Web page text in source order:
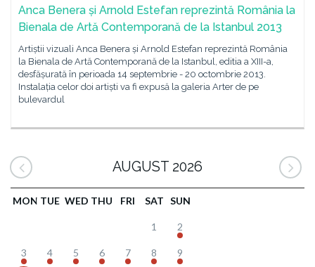
Anca Benera și Arnold Estefan reprezintă România la
Bienala de Artă Contemporană de la Istanbul 2013
Artiștii vizuali Anca Benera și Arnold Estefan reprezintă România
la Bienala de Artă Contemporană de la Istanbul, editia a XIII-a,
desfășurată în perioada 14 septembrie - 20 octombrie 2013.
Instalația celor doi artiști va fi expusă la galeria Arter de pe
bulevardul
AUGUST 2026
MON TUE WED THU FRI SAT SUN
1 2
3 4 5 6 7 8 9